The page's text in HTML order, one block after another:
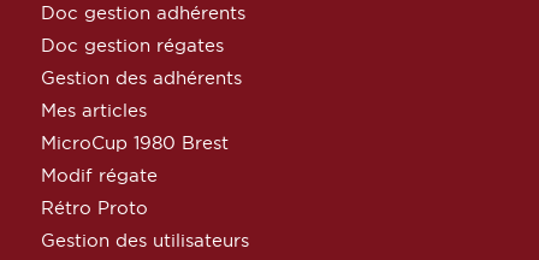
Doc gestion adhérents
Doc gestion régates
Gestion des adhérents
Mes articles
MicroCup 1980 Brest
Modif régate
Rétro Proto
Gestion des utilisateurs